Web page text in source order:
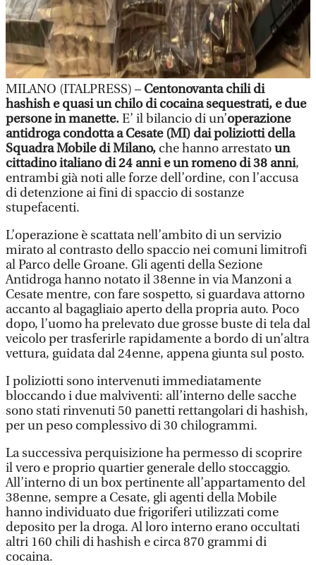
MILANO (ITALPRESS) – Centonovanta chili di
hashish e quasi un chilo di cocaina sequestrati, e due
persone in manette.E’ il bilancio di un’operazione
antidroga condotta a Cesate (MI) dai poliziotti della
Squadra Mobile di Milano, che hanno arrestatoun
cittadino italiano di 24 anni e un romeno di 38 anni,
entrambi già noti alle forze dell’ordine, con l’accusa
di detenzione ai fini di spaccio di sostanze
stupefacenti.
L’operazione è scattata nell’ambito di un servizio
mirato al contrasto dello spaccio nei comuni limitrofi
al Parco delle Groane. Gli agenti della Sezione
Antidroga hanno notato il 38enne in via Manzoni a
Cesate mentre, con fare sospetto, si guardava attorno
accanto al bagagliaio aperto della propria auto. Poco
dopo, l’uomo ha prelevato due grosse buste di tela dal
veicolo per trasferirle rapidamente a bordo di un’altra
vettura, guidata dal 24enne, appena giunta sul posto.
I poliziotti sono intervenuti immediatamente
bloccando i due malviventi: all’interno delle sacche
sono stati rinvenuti 50 panetti rettangolari di hashish,
per un peso complessivo di 30 chilogrammi.
La successiva perquisizione ha permesso di scoprire
il vero e proprio quartier generale dello stoccaggio.
All’interno di un box pertinente all’appartamento del
38enne, sempre a Cesate, gli agenti della Mobile
hanno individuato due frigoriferi utilizzati come
deposito per la droga. Al loro interno erano occultati
altri 160 chili di hashish e circa 870 grammi di
cocaina.